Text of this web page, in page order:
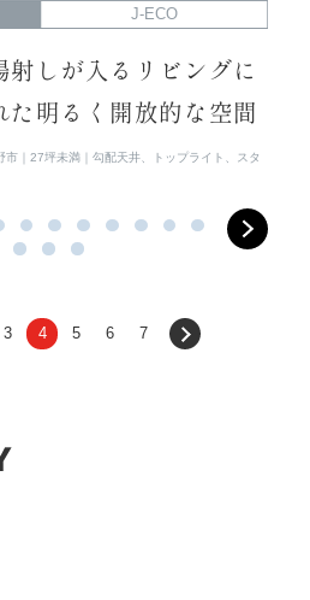
J-ECO
射しが入るリビングに
た明るく開放的な空間
市 27坪未満
勾配天井、トップライト、スタ
3 4 5 6 7